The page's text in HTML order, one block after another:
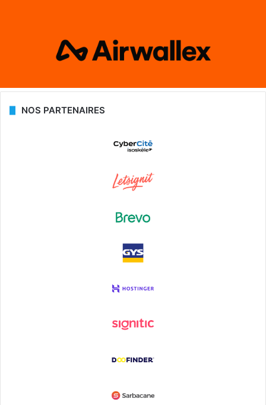
NOS PARTENAIRES